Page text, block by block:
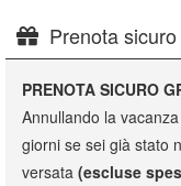
Prenota sicuro
PRENOTA SICURO
Annullando la
giorni se sei già stato
versata (escluse